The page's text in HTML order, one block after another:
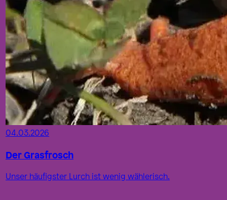
04.03.2026
Der Grasfrosch
Unser häufigster Lurch ist wenig wählerisch.